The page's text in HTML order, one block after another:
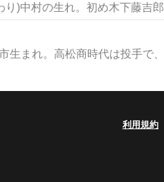
)中村の生れ。初め木下藤吉
生まれ。高松商時代は投手で
利用規約